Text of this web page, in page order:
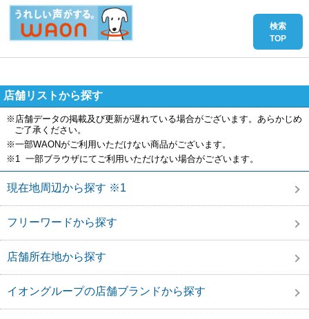
店舗リストから探す
※店舗データの掲載及び更新が遅れている場合がございます。あらかじめ
ご了承ください。
※一部WAONがご利用いただけない商品がございます。
※1 一部ブラウザにてご利用いただけない場合がございます。
現在地周辺から探す ※1
フリーワードから探す
店舗所在地から探す
イオングループの店舗ブランドから探す